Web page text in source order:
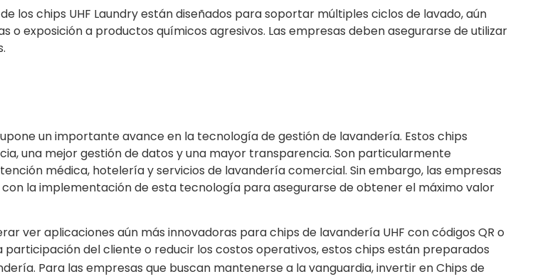
los chips UHF Laundry están diseñados para soportar múltiples ciclos de lavado, aún
exposición a productos químicos agresivos. Las empresas deben asegurarse de utilizar
un importante avance en la tecnología de gestión de lavandería. Estos chips
una mejor gestión de datos y una mayor transparencia. Son particularmente
médica, hotelería y servicios de lavandería comercial. Sin embargo, las empresas
la implementación de esta tecnología para asegurarse de obtener el máximo valor
ver aplicaciones aún más innovadoras para chips de lavandería UHF con códigos QR o
del cliente o reducir los costos operativos, estos chips están preparados
Para las empresas que buscan mantenerse a la vanguardia, invertir enChips de